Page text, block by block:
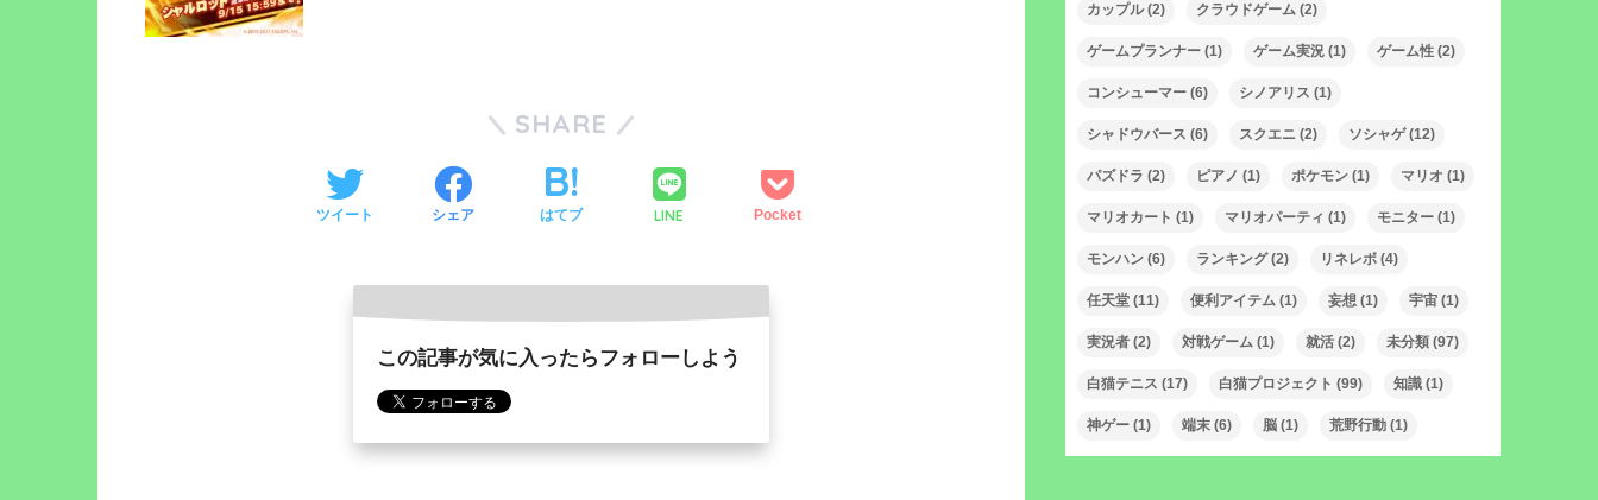
SHARE
ツイート シェア はてブ LINE Pocket
この記事が気に入ったらフォローしよう
カップル(2) クラウドゲーム (2)
ゲームプランナー (1) ゲーム実況 (1) ゲーム性 (2)
コンシューマー (6) シノアリス (1)
シャドウバース (6) スクエニ (2) ソシャゲ(12)
パズドラ (2) ピアノ (1) ポケモン (1) マリオ (1)
マリオカート (1) マリオパーティ (1) モニター (1)
モンハン (6) ランキング(2) リネレボ (4)
任天堂 (11) 便利アイテム (1) 妄想 (1) 宇宙 (1)
実況者 (2) 対戦ゲーム (1) 就活 (2) 未分類 (97)
白猫テニス (17) 白猫プロジェクト (99) 知識 (1)
神ゲー (1) 端末 (6) 脳 (1) 荒野行動 (1)